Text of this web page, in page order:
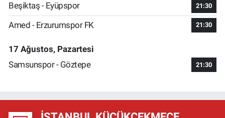
Beşiktaş - Eyüpspor 21:30
Amed - Erzurumspor FK 21:30
17 Ağustos, Pazartesi
Samsunspor - Göztepe
21:30